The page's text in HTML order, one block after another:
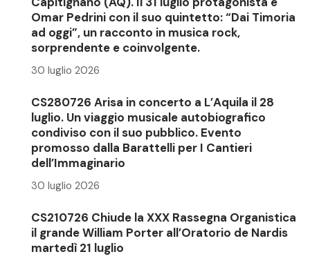
Omar Pedrini con il suo quintetto: “Dai Timoria
ad oggi”, un racconto in musica rock,
sorprendente e coinvolgente.
30 luglio 2026
CS280726 Arisa in concerto a L’Aquila il 28
luglio. Un viaggio musicale autobiografico
condiviso con il suo pubblico. Evento
promosso dalla Barattelli per I Cantieri
dell’Immaginario
30 luglio 2026
CS210726 Chiude la XXX Rassegna Organistica
il grande William Porter all’Oratorio de Nardis
martedì 21 luglio